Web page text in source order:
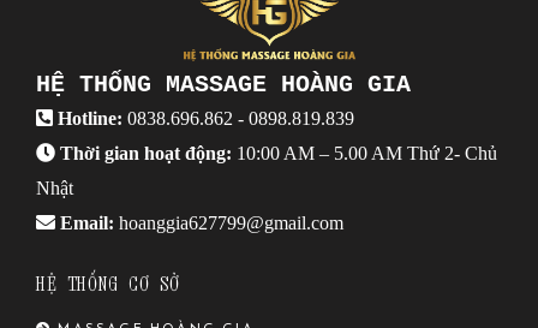
HỆ THỐNG MASSAGE HOÀNG GIA
Hotline: 0838.696.862 - 0898.819.839
Thời gian hoạt động: 10:00 AM – 5.00 AM Thứ 2- Chủ
Nhật
Email: hoanggia627799@gmail.com
HỆ THỐNG CƠ SỞ